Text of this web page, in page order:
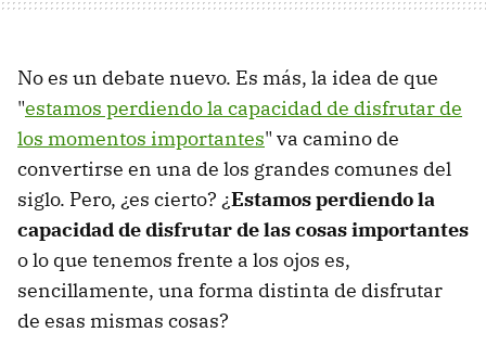
No es un debate nuevo. Es más, la idea de que
"estamos perdiendo la capacidad de disfrutar de
los momentos importantes" va camino de
convertirse en una de los grandes comunes del
siglo. Pero, ¿es cierto? ¿Estamos perdiendo la
capacidad de disfrutar de las cosas importantes
o lo que tenemos frente a los ojos es,
sencillamente, una forma distinta de disfrutar
de esas mismas cosas?